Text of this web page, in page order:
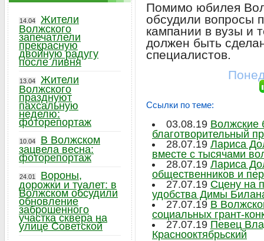
Помимо юбилея
обсудили вопросы
кампании в вузы и
должен быть
специалистов.
Ссылки по теме:
03.08.19 Волжские
благотворительный
28.07.19 Лариса
вместе с тысячами
28.07.19 Лариса
общественников и
27.07.19 Сцену на
удобства Димы
27.07.19 В
социальных грант-
27.07.19 Певец
Краснооктябрьский
14.04
Жители
Волжского
запечатлели
прекрасную
двойную радугу
после ливня
13.04
Жители
Волжского
празднуют
пахсальную
неделю:
фоторепортаж
10.04
В Волжском
зацвела весна:
фоторепортаж
24.01
Вороны,
дорожки и туалет: в
Волжском обсудили
обновление
заброшенного
участка сквера на
улице Советской